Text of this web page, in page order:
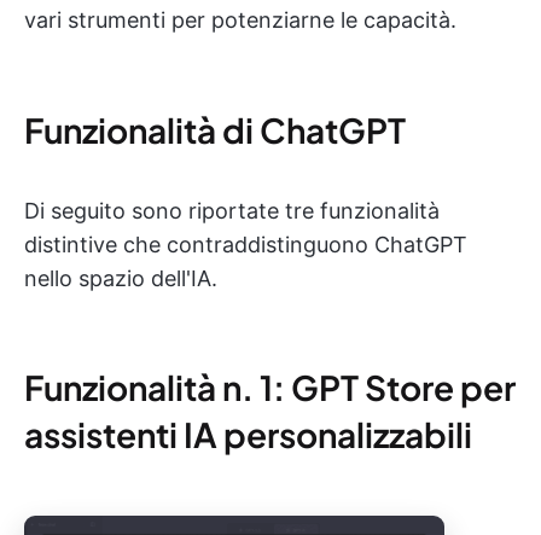
vari strumenti per potenziarne le capacità.
Funzionalità di ChatGPT
Di seguito sono riportate tre funzionalità
distintive che contraddistinguono ChatGPT
nello spazio dell'IA.
Funzionalità n. 1: GPT Store per
assistenti IA personalizzabili